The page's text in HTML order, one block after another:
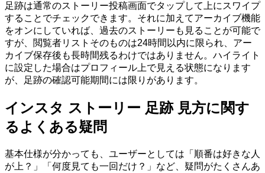
足跡は通常のストーリー投稿画面でタップして上にスワイプ
することでチェックできます。それに加えてアーカイブ機能
をオンにしていれば、過去のストーリーも見ることが可能で
すが、閲覧者リストそのものは24時間以内に限られ、アー
カイブ保存後も長時間残るわけではありません。ハイライト
に設定した場合はプロフィール上で見える状態になります
が、足跡の確認可能期間には限りがあります。
インスタ ストーリー 足跡 見方に関す
るよくある疑問
基本仕様が分かっても、ユーザーとしては「順番は好きな人
が上？」「何度見ても一回だけ？」など、疑問がたくさんあ